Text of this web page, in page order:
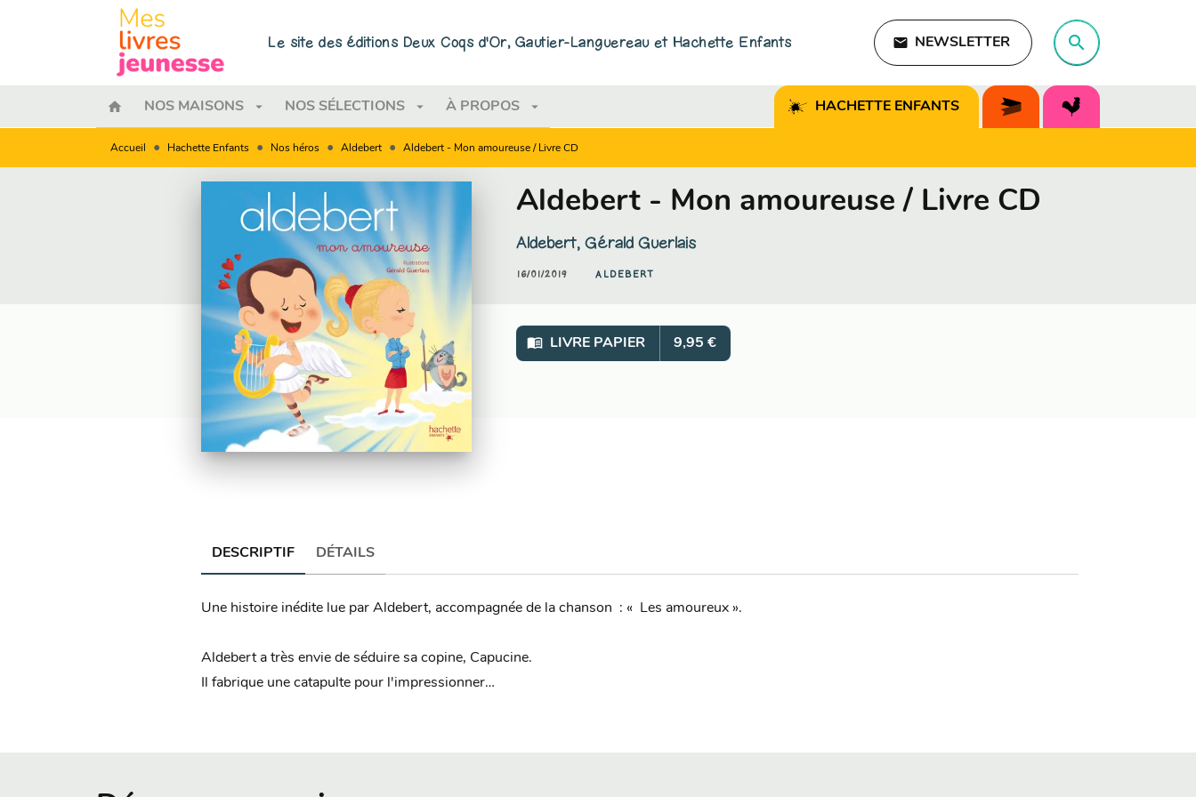
MENU
Le site des éditions Deux Coqs d'Or, Gautier-Languereau et Hachette Enfants email NEWSLETTER search
home NOS MAISONS arrow_drop_down NOS SÉLECTIONS arrow_drop_down À PROPOS arrow_drop_down HACHETTE ENFANTS
search
Accueil • Hachette Enfants • Nos héros • Aldebert • Aldebert - Mon amoureuse / Livre CD
Aldebert - Mon amoureuse / Livre CD
Aldebert,Gérald Guerlais
16/01/2019 ALDEBERT
menu_book LIVRE PAPIER 9,95 €
DESCRIPTIF DÉTAILS
Une histoire inédite lue par Aldebert, accompagnée de la chanson : « Les amoureux ».
Aldebert a très envie de séduire sa copine, Capucine.
Il fabrique une catapulte pour l'impressionner…